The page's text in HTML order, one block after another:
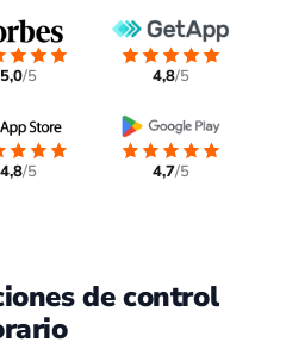
5,0/5 4,8/5
4,8/5 4,7/5
de control